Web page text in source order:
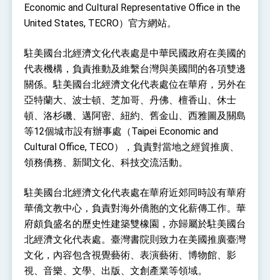
外交部長林佳龍接見美國智庫「德國馬歇爾基金
會」訪問團一行，深化跨大西洋戰略夥伴關係
臺美經貿談判獲階段性成果 卓揆期勉爭取時間完
卓揆：臺美關稅談判階段性結果有助臺灣取得有
利戰略地位 全力支持「臺美對等貿易協定」簽署
外交部與數位發展部攜手合作，整合台灣雄厚數
位實力，達成固邦榮邦目標
外交部長林佳龍主持第35次「參與亞太經濟合作
策略小組」跨部會會議
民調顯示多數國人滿意政府外交表現，高度支持
「總合外交」與台歐美日關係深化
總統以「韌性之島，希望之光」為題發表2026新
年談話
命運
變局中 奮起的新臺灣 總統發表國慶演說
總統發表執政周年談話 盼面對未來挑戰 堅持
團結 迎風轉型 穩健前行
賴總統就職演說影片
總統重要談話
Economic and Cultural Representative Office in the
United States, TECRO）官方網站。
駐美國台北經濟文化代表處是中華民國政府在美國的
代表機構，負責推動及維繫台灣與美國間的各項雙邊
關係。駐美國台北經濟文化代表處位在華府，另外在
亞特蘭大、波士頓、芝加哥、丹佛、檀香山、休士
頓、洛杉磯、邁阿密、紐約、舊金山、西雅圖及關島
等12個城市設有辦事處（Taipei Economic and
Cultural Office, TECO），負責對當地之經貿推廣、
領務僑務、新聞文化、科技交流活動。
駐美國台北經濟文化代表處在華府近郊同時設有華府
華僑文教中心，負責對海外僑胞的文化薪傳工作。華
府頗負盛名的歷史性建築雙橡園，亦歸屬於駐美國台
北經濟文化代表處。臺灣書院則致力在美國推廣臺灣
文化，內容包含視覺藝術、表演藝術、博物館、影
視、音樂、文學、出版、文創產業等領域。